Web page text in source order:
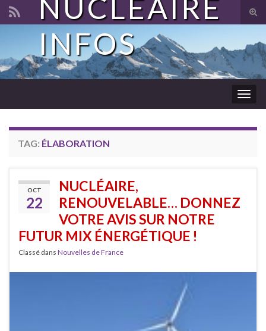
Search for:
NUCLÉAIRE
INFOS
TAG: ÉLABORATION
OCT
22
NUCLÉAIRE,
RENOUVELABLE… DONNEZ
VOTRE AVIS SUR NOTRE
FUTUR MIX ÉNERGÉTIQUE !
Classé dans Nouvelles de France